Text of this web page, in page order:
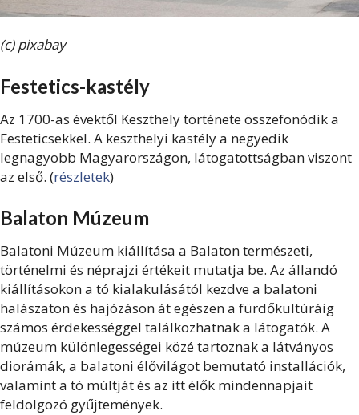
(c) pixabay
Festetics-kastély
Az 1700-as évektől Keszthely története összefonódik a
Festeticsekkel. A keszthelyi kastély a negyedik
legnagyobb Magyarországon, látogatottságban viszont
az első. (részletek)
Balaton Múzeum
Balatoni Múzeum kiállítása a Balaton természeti,
történelmi és néprajzi értékeit mutatja be. Az állandó
kiállításokon a tó kialakulásától kezdve a balatoni
halászaton és hajózáson át egészen a fürdőkultúráig
számos érdekességgel találkozhatnak a látogatók. A
múzeum különlegességei közé tartoznak a látványos
diorámák, a balatoni élővilágot bemutató installációk,
valamint a tó múltját és az itt élők mindennapjait
feldolgozó gyűjtemények.